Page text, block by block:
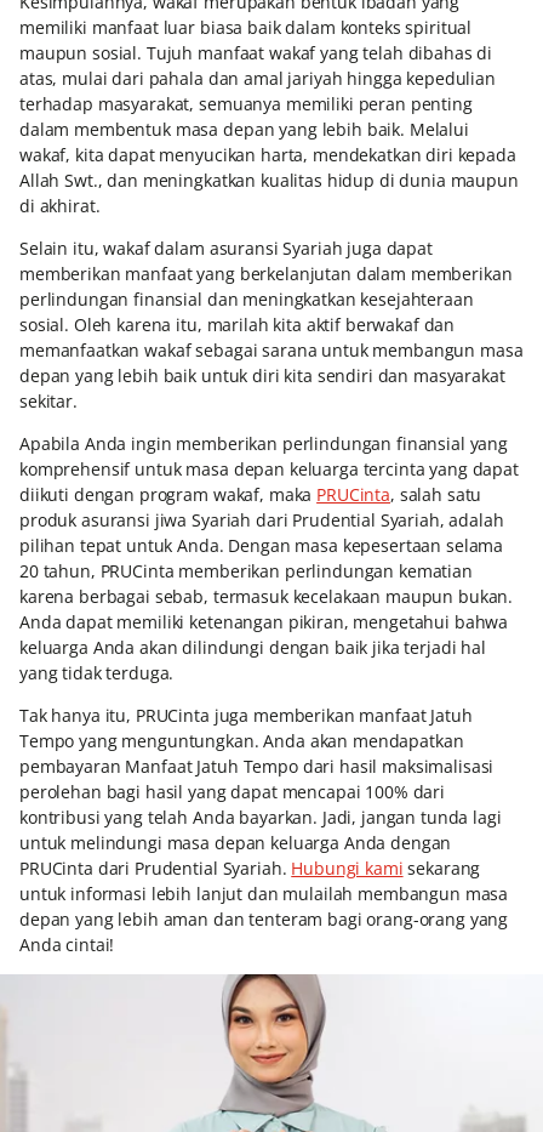
memiliki manfaat luar biasa baik dalam konteks spiritual
maupun sosial. Tujuh manfaat wakaf yang telah dibahas di
atas, mulai dari pahala dan amal jariyah hingga kepedulian
terhadap masyarakat, semuanya memiliki peran penting
dalam membentuk masa depan yang lebih baik. Melalui
wakaf, kita dapat menyucikan harta, mendekatkan diri kepada
Allah Swt., dan meningkatkan kualitas hidup di dunia maupun
di akhirat.
Selain itu, wakaf dalam asuransi Syariah juga dapat
memberikan manfaat yang berkelanjutan dalam memberikan
perlindungan finansial dan meningkatkan kesejahteraan
sosial. Oleh karena itu, marilah kita aktif berwakaf dan
memanfaatkan wakaf sebagai sarana untuk membangun masa
depan yang lebih baik untuk diri kita sendiri dan masyarakat
sekitar.
Apabila Anda ingin memberikan perlindungan finansial yang
komprehensif untuk masa depan keluarga tercinta yang dapat
diikuti dengan program wakaf, maka PRUCinta, salah satu
produk asuransi jiwa Syariah dari Prudential Syariah, adalah
pilihan tepat untuk Anda. Dengan masa kepesertaan selama
20 tahun, PRUCinta memberikan perlindungan kematian
karena berbagai sebab, termasuk kecelakaan maupun bukan.
Anda dapat memiliki ketenangan pikiran, mengetahui bahwa
keluarga Anda akan dilindungi dengan baik jika terjadi hal
yang tidak terduga.
Tak hanya itu, PRUCinta juga memberikan manfaat Jatuh
Tempo yang menguntungkan. Anda akan mendapatkan
pembayaran Manfaat Jatuh Tempo dari hasil maksimalisasi
perolehan bagi hasil yang dapat mencapai 100% dari
kontribusi yang telah Anda bayarkan. Jadi, jangan tunda lagi
untuk melindungi masa depan keluarga Anda dengan
PRUCinta dari Prudential Syariah. Hubungi kami sekarang
untuk informasi lebih lanjut dan mulailah membangun masa
depan yang lebih aman dan tenteram bagi orang-orang yang
Anda cintai!